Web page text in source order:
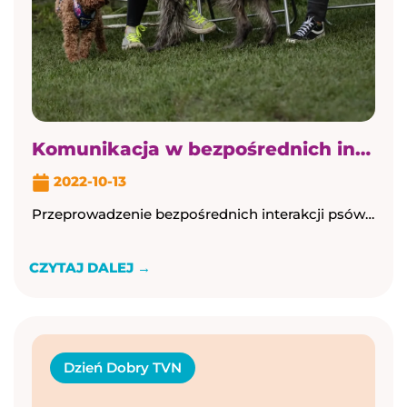
Komunikacja w bezpośrednich interakcjach psów
2022-10-13
Przeprowadzenie bezpośrednich interakcji psów (np. na psim przedszkolu) wymaga zaawansowanej wiedzy z komunikacji. Psy się same nie dogadają, psy potrzebują czasu i wielu spotkań by ...
CZYTAJ DALEJ →
Dzień Dobry TVN